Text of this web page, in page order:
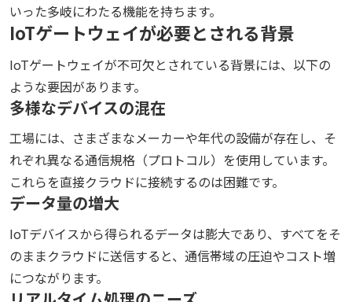
いった多岐にわたる機能を持ちます。
IoTゲートウェイが必要とされる背景
IoTゲートウェイが不可欠とされている背景には、以下の
ような要因があります。
多様なデバイスの混在
工場には、さまざまなメーカーや年代の設備が存在し、そ
れぞれ異なる通信規格（プロトコル）を使用しています。
これらを直接クラウドに接続するのは困難です。
データ量の増大
IoTデバイスから得られるデータは膨大であり、すべてをそ
のままクラウドに送信すると、通信帯域の圧迫やコスト増
につながります。